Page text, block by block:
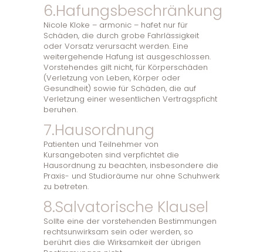
6.Hafungsbeschränkung
Nicole Kloke – armonic – hafet nur für
Schäden, die durch grobe Fahrlässigkeit
oder Vorsatz verursacht werden. Eine
weitergehende Hafung ist ausgeschlossen.
Vorstehendes gilt nicht, für Körperschäden
(Verletzung von Leben, Körper oder
Gesundheit) sowie für Schäden, die auf
Verletzung einer wesentlichen Vertragspficht
beruhen.
7.Hausordnung
Patienten und Teilnehmer von
Kursangeboten sind verpfichtet die
Hausordnung zu beachten, insbesondere die
Praxis- und Studioräume nur ohne Schuhwerk
zu betreten.
8.Salvatorische Klausel
Sollte eine der vorstehenden Bestimmungen
rechtsunwirksam sein oder werden, so
berührt dies die Wirksamkeit der übrigen